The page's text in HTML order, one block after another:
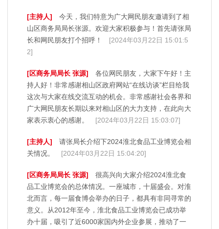
[主持人]
今天，我们特意为广大网民朋友邀请到了相
山区商务局局长张源。欢迎大家积极参与！首先请张局
长和网民朋友打个招呼！
[2024年03月22日 15:01:5
2]
[区商务局局长 张源]
各位网民朋友，大家下午好！主
持人好！非常感谢相山区政府网站“在线访谈”栏目给我
这次与大家在线交流互动的机会。非常感谢社会各界和
广大网民朋友长期以来对相山区的大力支持，在此向大
家表示衷心的感谢。
[2024年03月22日 15:03:07]
[主持人]
请张局长介绍下2024淮北食品工业博览会相
关情况。
[2024年03月22日 15:04:20]
[区商务局局长 张源]
很高兴向大家介绍2024淮北食
品工业博览会的总体情况。一座城市，十届盛会。对淮
北而言，每一届食博会举办的日子，都具有非同寻常的
意义。从2012年至今，淮北食品工业博览会已成功举
办十届，吸引了近6000家国内外企业参展，推动了一